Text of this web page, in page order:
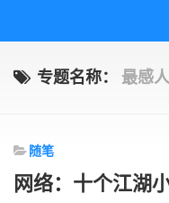
互动
专题名称： 最感人
随笔
网络：十个江湖